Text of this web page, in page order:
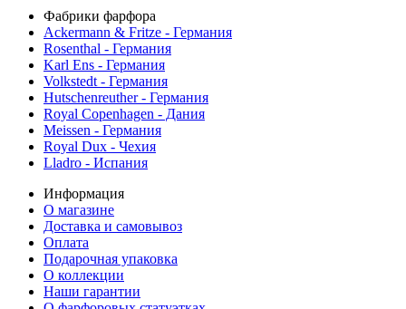
Фабрики фарфора
Ackermann & Fritze - Германия
Rosenthal - Германия
Karl Ens - Германия
Volkstedt - Германия
Hutschenreuther - Германия
Royal Copenhagen - Дания
Meissen - Германия
Royal Dux - Чехия
Lladro - Испания
Информация
О магазине
Доставка и самовывоз
Оплата
Подарочная упаковка
О коллекции
Наши гарантии